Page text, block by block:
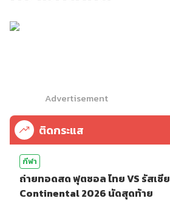
Advertisement
ติดกระแส
กีฬา
ถ่ายทอดสด ฟุตซอล ไทย VS รัสเซีย
Continental 2026 นัดสุดท้าย